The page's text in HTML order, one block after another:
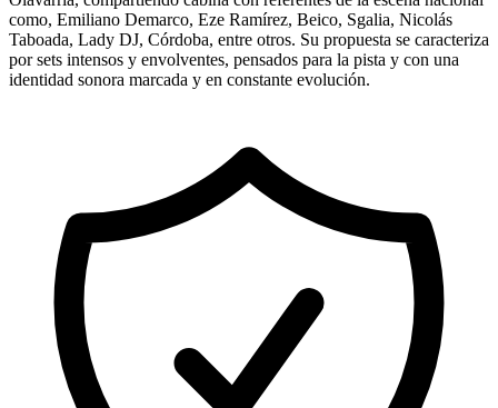
como, Emiliano Demarco, Eze Ramírez, Beico, Sgalia, Nicolás
Taboada, Lady DJ, Córdoba, entre otros. Su propuesta se caracteriza
por sets intensos y envolventes, pensados para la pista y con una
identidad sonora marcada y en constante evolución.